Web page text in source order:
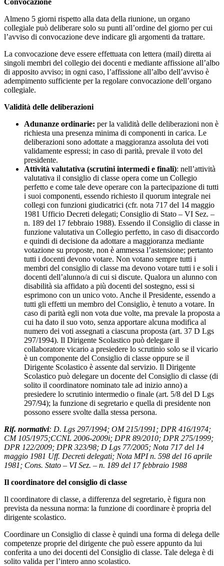
Almeno 5 giorni rispetto alla data della riunione, un organo
collegiale può deliberare solo su punti all’ordine del giorno per cui
l’avviso di convocazione deve indicare gli argomenti da trattare.
La convocazione deve essere effettuata con lettera (mail) diretta ai
singoli membri del collegio dei docenti e mediante affissione all’albo
di apposito avviso; in ogni caso, l’affissione all’albo dell’avviso è
adempimento sufficiente per la regolare convocazione dell’organo
collegiale.
Validità delle deliberazioni
Adunanze ordinarie: per la validità delle deliberazioni non è
richiesta una presenza minima di componenti in carica. Le
deliberazioni sono adottate a maggioranza assoluta dei voti
validamente espressi; in caso di parità, prevale il voto del
presidente.
Attività valutativa (scrutini intermedi e finali): nell’attività
valutativa il consiglio di classe opera come un Collegio
perfetto e come tale deve operare con la partecipazione di tutti
i suoi componenti, essendo richiesto il quorum integrale nei
collegi con funzioni giudicatrici (cfr. nota 717 del 14 maggio
1981 Ufficio Decreti delegati; Consiglio di Stato – VI Sez. –
n. 189 del 17 febbraio 1988). Essendo il Consiglio di classe in
funzione valutativa un Collegio perfetto, in caso di disaccordo
e quindi di decisione da adottare a maggioranza mediante
votazione su proposte, non è ammessa l’astensione; pertanto
tutti i docenti devono votare. Non votano sempre tutti i
membri del consiglio di classe ma devono votare tutti i e soli i
docenti dell’alunno/a di cui si discute. Qualora un alunno con
disabilità sia affidato a più docenti del sostegno, essi si
esprimono con un unico voto. Anche il Presidente, essendo a
tutti gli effetti un membro del Consiglio, è tenuto a votare. In
caso di parità egli non vota due volte, ma prevale la proposta a
cui ha dato il suo voto, senza apportare alcuna modifica al
numero dei voti assegnati a ciascuna proposta (art. 37 D Lgs
297/1994). Il Dirigente Scolastico può delegare il
collaboratore vicario a presiedere lo scrutinio solo se il vicario
è un componente del Consiglio di classe oppure se il
Dirigente Scolastico è assente dal servizio. Il Dirigente
Scolastico può delegare un docente del Consiglio di classe (di
solito il coordinatore nominato tale ad inizio anno) a
presiedere lo scrutinio intermedio o finale (art. 5/8 del D Lgs
297/94); la funzione di segretario e quella di presidente non
possono essere svolte dalla stessa persona.
Rif. normativi: D. Lgs 297/1994; OM 215/1991; DPR 416/1974;
CM 105/1975;CCNL 2006-2009i; DPR 89/2010; DPR 275/1999;
DPR 122/2009; DPR 323/98; D Lgs 77/2005; Nota 717 del 14
maggio 1981 Uff. Decreti delegati; Nota MPI n. 598 del 16 aprile
1981; Cons. Stato – VI Sez. – n. 189 del 17 febbraio 1988
Il coordinatore del consiglio di classe
Il coordinatore di classe, a differenza del segretario, è figura non
prevista da nessuna norma: la funzione di coordinare è propria del
dirigente scolastico.
Coordinare un Consiglio di classe è quindi una forma di delega delle
competenze proprie del dirigente che può essere appunto da lui
conferita a uno dei docenti del Consiglio di classe. Tale delega è di
solito valida per l’intero anno scolastico.